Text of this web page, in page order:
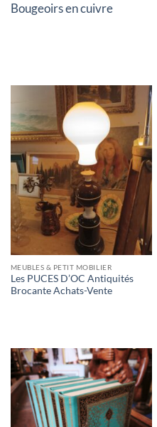
Bougeoirs en cuivre
MEUBLES & PETIT MOBILIER
Les PUCES D’OC Antiquités
Brocante Achats-Vente